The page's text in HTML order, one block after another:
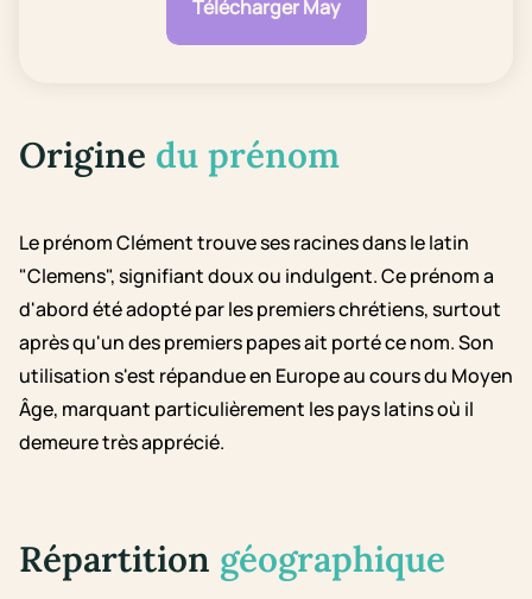
Télécharger May
Origine du prénom
Le prénom Clément trouve ses racines dans le latin
"Clemens", signifiant doux ou indulgent. Ce prénom a
d'abord été adopté par les premiers chrétiens, surtout
après qu'un des premiers papes ait porté ce nom. Son
utilisation s'est répandue en Europe au cours du Moyen
Âge, marquant particulièrement les pays latins où il
demeure très apprécié.
Répartition géographique